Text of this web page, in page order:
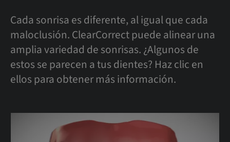
Cada sonrisa es diferente, al igual que cada
maloclusión. ClearCorrect puede alinear una
amplia variedad de sonrisas. ¿Algunos de
estos se parecen a tus dientes? Haz clic en
ellos para obtener más información.